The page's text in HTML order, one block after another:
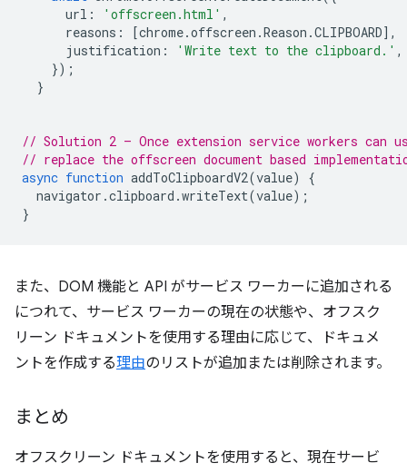
url : 'offscreen.html' ,
reasons : [chrome.offscreen .Reason .CLIPBOARD],
justification : 'Write text to the clipboard.' ,
});
}
// Solution 2 – Once extension service workers can
// replace the offscreen document based
async function addToClipboardV2(value)
{
navigator .clipboard .writeText(value);
}
また、DOM 機能と API がサービス ワーカーに追加される
につれて、サービス ワーカーの現在の状態や、オフスク
リーン ドキュメントを使用する理由に応じて、ドキュメ
ントを作成する理由のリストが追加または削除されます。
まとめ
オフスクリーン ドキュメントを使用すると、現在サービ